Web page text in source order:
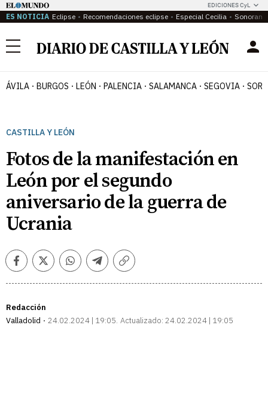
EDICIONES CyL
ES NOTICIA Eclipse Recomendaciones eclipse Especial Cecilia
Menú
ÁVILA BURGOS LEÓN PALENCIA SALAMANCA SEGOVIA
CASTILLA Y LEÓN
Fotos de la manifestación en
León por el segundo
aniversario de la guerra de
Ucrania
FacebookTwitterWhatsappTelegramCopiar
Redacción
Valladolid
24.02.2024 | 19:05 Actualizado: 24.02.2024 | 19:05